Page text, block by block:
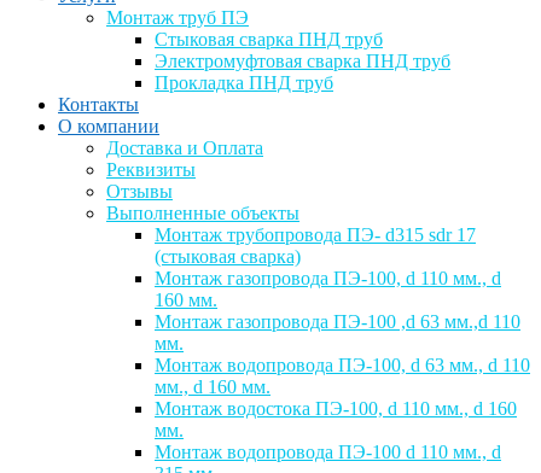
Монтаж труб ПЭ
Стыковая сварка ПНД труб
Электромуфтовая сварка ПНД труб
Прокладка ПНД труб
Контакты
О компании
Доставка и Оплата
Реквизиты
Отзывы
Выполненные объекты
Монтаж трубопровода ПЭ- d315 sdr 17
(стыковая сварка)
Монтаж газопровода ПЭ-100, d 110 мм., d
160 мм.
Монтаж газопровода ПЭ-100 ,d 63 мм.,d 110
мм.
Монтаж водопровода ПЭ-100, d 63 мм., d 110
мм., d 160 мм.
Монтаж водостока ПЭ-100, d 110 мм., d 160
мм.
Монтаж водопровода ПЭ-100 d 110 мм., d